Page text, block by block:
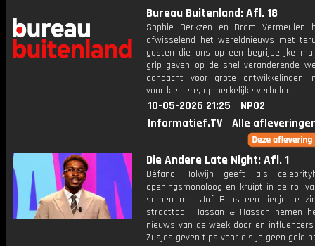
Bureau Buitenland: Afl. 18
Sophie Derkzen en Bram Vermeulen
afwisselend het wereldnieuws met
gasten die ons op een begrijpelijke
grip geven op de snel veranderende
aandacht voor grote ontwikkelingen,
voor kleinere, opmerkelijke verhalen.
10-05-2026 21:25
NPO2
Informatief.TV
Alle
Die Andere Late Night: Afl. 1
Défano Holwijn geeft als
openingsmonoloog en kruipt in de rol
samen met Juf Boos een liedje te
straattaal. Hassan & Hassan nemen
nieuws van de week door en
Zusjes geven tips voor als je geen geld